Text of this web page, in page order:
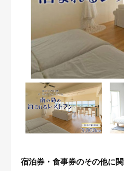
宿泊券・食事券のその他に